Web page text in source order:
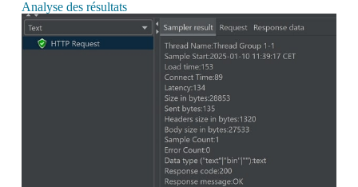
Analyse des résultats